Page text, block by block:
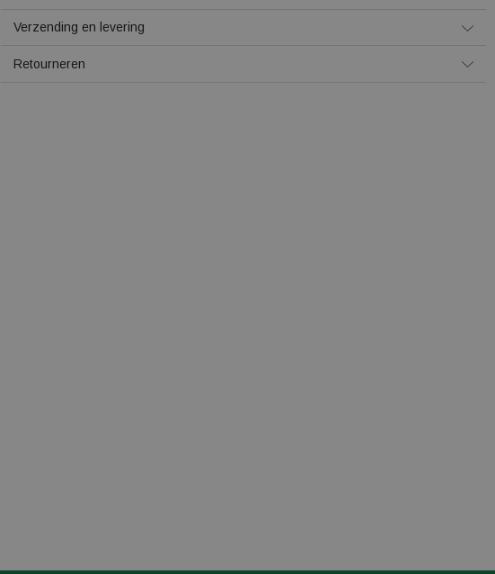
Verzending en levering
Retourneren